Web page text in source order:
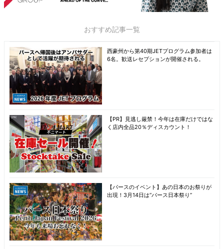
おすすめ記事一覧
西豪州から第40期JETプログラム参加者は
6名。歓送レセプションが開催される。
【PR】見逃し厳禁！今年は在庫だけではな
く店内全品20％ディスカウント！
【パースのイベント】あの日本のお祭りが
出現！3月14日は“パース日本祭り”